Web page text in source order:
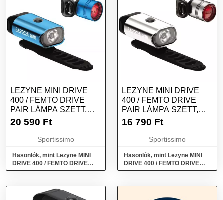
LEZYNE MINI DRIVE
400 / FEMTO DRIVE
PAIR LÁMPA SZETT,
KÉK, MÉRET
20 590 Ft
Sportissimo
Hasonlók, mint Lezyne MINI
DRIVE 400 / FEMTO DRIVE
PAIR Lámpa szett, kék, méret
LEZYNE MINI DRIVE
400 / FEMTO DRIVE
PAIR LÁMPA SZETT,
EZÜST, MÉRET
16 790 Ft
Sportissimo
Hasonlók, mint Lezyne MINI
DRIVE 400 / FEMTO DRIVE
PAIR Lámpa szett, ezüst,